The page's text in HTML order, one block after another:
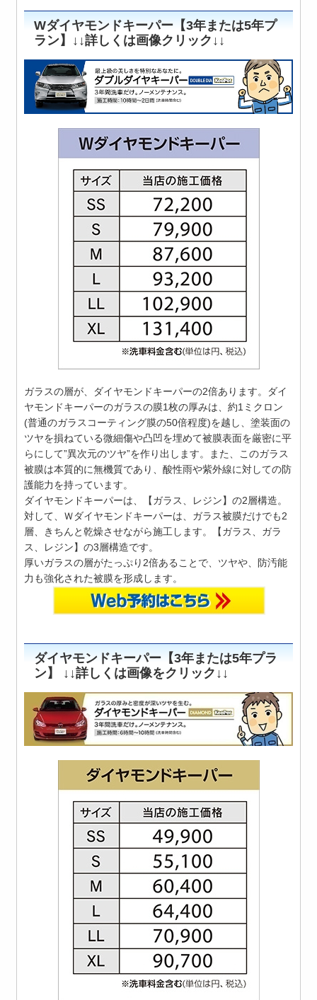
Wダイヤモンドキーパー【3年または5年プ
ラン】↓↓詳しくは画像クリック↓↓
ガラスの層が、ダイヤモンドキーパーの2倍あります。ダイ
ヤモンドキーパーのガラスの膜1枚の厚みは、約1ミクロン
(普通のガラスコーティング膜の50倍程度)を越し、塗装面の
ツヤを損ねている微細傷や凸凹を埋めて被膜表面を厳密に平
らにして”異次元のツヤ”を作り出します。また、このガラス
被膜は本質的に無機質であり、酸性雨や紫外線に対しての防
護能力を持っています。
ダイヤモンドキーパーは、【ガラス、レジン】の2層構造。
対して、Ｗダイヤモンドキーパーは、ガラス被膜だけでも2
層、きちんと乾燥させながら施工します。【ガラス、ガラ
ス、レジン】の3層構造です。
厚いガラスの層がたっぷり2倍あることで、ツヤや、防汚能
力も強化された被膜を形成します。
ダイヤモンドキーパー【3年または5年プラ
ン】 ↓↓詳しくは画像をクリック↓↓